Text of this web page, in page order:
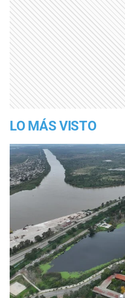
LO MÁS VISTO